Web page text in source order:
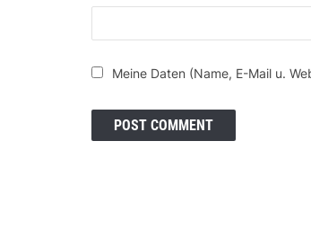
Meine Daten (Name, E-Mail u.